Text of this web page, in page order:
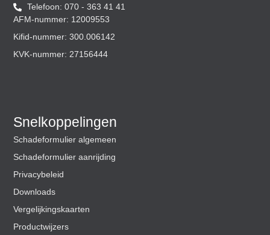
Telefoon: 070 - 363 41 41
AFM-nummer: 12009553
Kifid-nummer: 300.006142
KVK-nummer: 27156444
Snelkoppelingen
Schadeformulier algemeen
Schadeformulier aanrijding
Privacybeleid
Downloads
Vergelijkingskaarten
Productwijzers